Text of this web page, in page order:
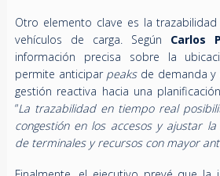
Otro elemento clave es la
vehículos de carga. Según Carlos
información precisa sobre la
permite anticipar peaks de demanda y
gestión reactiva hacia una
“La trazabilidad en tiempo real
congestión en los accesos y ajustar
de terminales y recursos con mayor